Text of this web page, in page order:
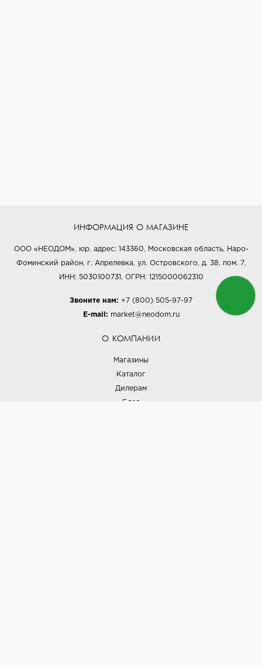
ИНФОРМАЦИЯ О МАГАЗИНЕ
ООО «НЕОДОМ», юр. адрес: 143360, Московская область, Наро-
Фоминский район, г. Апрелевка, ул. Островского, д. 38, пом. 7,
ИНН: 5030100731, ОГРН: 1215000062310
Звоните нам: +7 (800) 505-97-97
E-mail: market@neodom.ru
О КОМПАНИИ
Магазины
Каталог
Дилерам
Блог